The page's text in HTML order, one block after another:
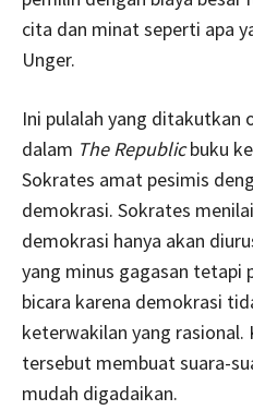
cita dan minat seperti apa
Unger.
Ini pulalah yang ditakutkan
dalam The Republicbuku
Sokrates amat pesimis
demokrasi. Sokrates
demokrasi hanya akan
yang minus gagasan tetapi
bicara karena demokrasi
keterwakilan yang rasional.
tersebut membuat suara-
mudah digadaikan.